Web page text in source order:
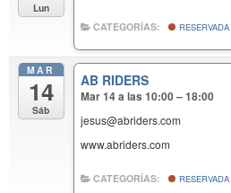
Lun
CATEGORÍAS: RESERVADA
MAR
14
Sáb
AB RIDERS
Mar 14 a las 10:00 – 18:00
jesus@abriders.com
www.abriders.com
CATEGORÍAS: RESERVADA